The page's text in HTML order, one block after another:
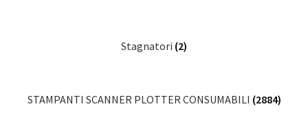
Stagnatori (2)
STAMPANTI SCANNER PLOTTER CONSUMABILI (2884)